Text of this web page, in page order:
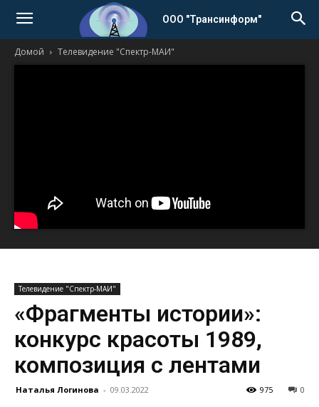
ООО "Трансинформ"
Домой Телевидение "Спектр-МАИ"
Телевидение "Спектр-МАИ"
«Фрагменты истории»:
конкурс красоты 1989,
композиция с лентами
Наталья Логинова - 09.03.2022 0
975